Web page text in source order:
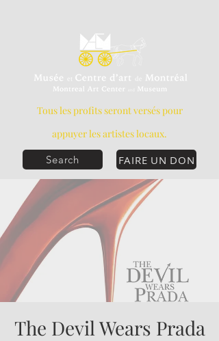
FAIRE UN DON
Tous les profits seront versés pour
appuyer les artistes locaux.
Search
The Devil Wears Prada